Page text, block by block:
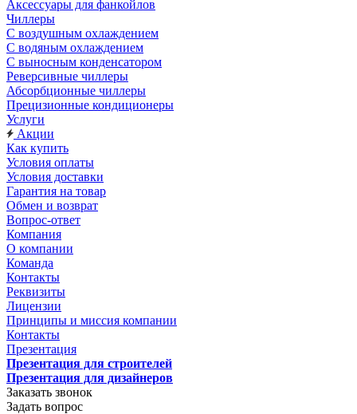
Аксессуары для фанкойлов
Чиллеры
С воздушным охлаждением
С водяным охлаждением
С выносным конденсатором
Реверсивные чиллеры
Абсорбционные чиллеры
Прецизионные кондиционеры
Услуги
Акции
Как купить
Условия оплаты
Условия доставки
Гарантия на товар
Обмен и возврат
Вопрос-ответ
Компания
О компании
Команда
Контакты
Реквизиты
Лицензии
Принципы и миссия компании
Контакты
Презентация
Презентация для строителей
Презентация для дизайнеров
Заказать звонок
Задать вопрос